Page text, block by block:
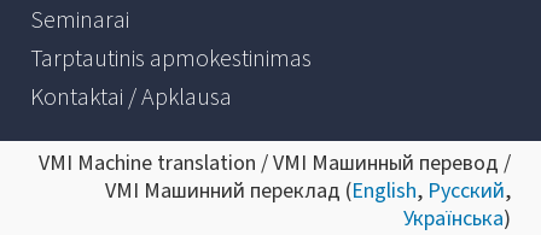
Seminarai
Tarptautinis apmokestinimas
Kontaktai / Apklausa
VMI Machine translation / VMI Машинный перевод /
VMI Машинний переклад (English, Русский,
Українська)